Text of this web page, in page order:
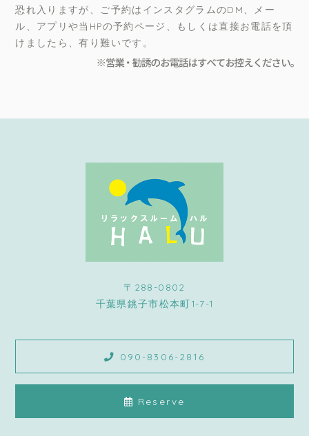
恐れ入りますが、ご予約はインスタグラムのDM、メー
ル、アプリや当HPの予約ページ、もしくは直接お電話を頂
けましたら、有り難いです。
〒288-0802
千葉県銚子市松本町1-7-1
090-8306-2816
Reserve